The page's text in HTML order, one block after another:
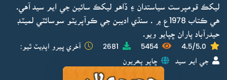
ليکڪ قومپرست سياستدان ۽ ڏاهو ليکڪ سائين جي ايم سيد آهي.
هي ڪتاب 1978ع ۾ . سنڌي اديبن جي ڪوآپريٽو سوسائٽي لميٽڊ
حيدرآباد پاران ڇپايو ويو.
4.5/5.0
5454
2681 آخري ڀيرو اپڊيٽ ٿيو:
جي ايم سيد ڇاپو پھريون